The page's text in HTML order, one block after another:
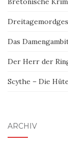
Das
Der Herr der
Scythe – Die
ARCHIV